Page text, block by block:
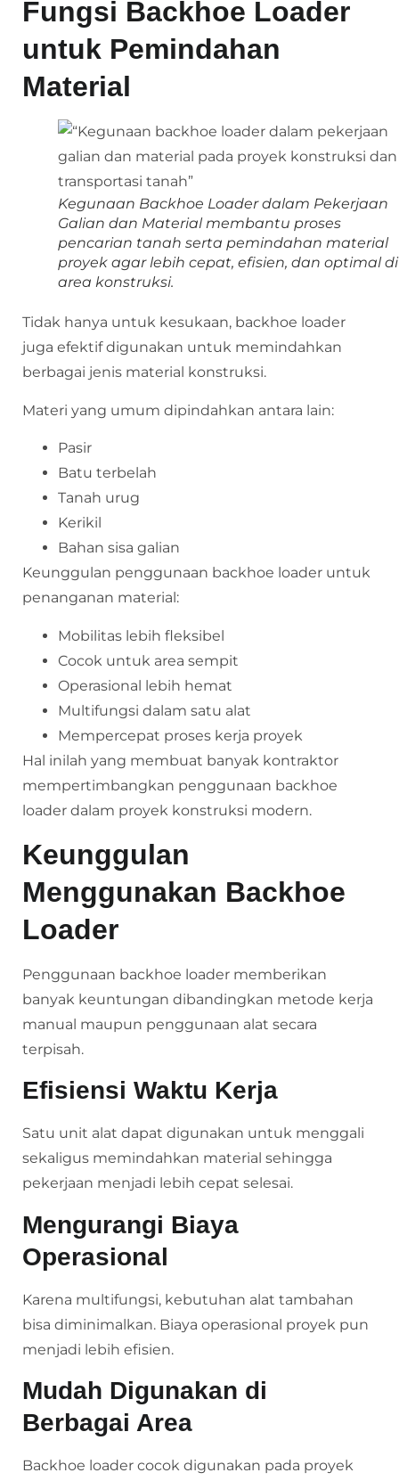
Fungsi Backhoe Loader
untuk Pemindahan
Material
Kegunaan Backhoe Loader dalam Pekerjaan
Galian dan Material membantu proses
pencarian tanah serta pemindahan material
proyek agar lebih cepat, efisien, dan optimal di
area konstruksi.
Tidak hanya untuk kesukaan, backhoe loader
juga efektif digunakan untuk memindahkan
berbagai jenis material konstruksi.
Materi yang umum dipindahkan antara lain:
Pasir
Batu terbelah
Tanah urug
Kerikil
Bahan sisa galian
Keunggulan penggunaan backhoe loader untuk
penanganan material:
Mobilitas lebih fleksibel
Cocok untuk area sempit
Operasional lebih hemat
Multifungsi dalam satu alat
Mempercepat proses kerja proyek
Hal inilah yang membuat banyak kontraktor
mempertimbangkan penggunaan backhoe
loader dalam proyek konstruksi modern.
Keunggulan
Menggunakan Backhoe
Loader
Penggunaan backhoe loader memberikan
banyak keuntungan dibandingkan metode kerja
manual maupun penggunaan alat secara
terpisah.
Efisiensi Waktu Kerja
Satu unit alat dapat digunakan untuk menggali
sekaligus memindahkan material sehingga
pekerjaan menjadi lebih cepat selesai.
Mengurangi Biaya
Operasional
Karena multifungsi, kebutuhan alat tambahan
bisa diminimalkan. Biaya operasional proyek pun
menjadi lebih efisien.
Mudah Digunakan di
Berbagai Area
Backhoe loader cocok digunakan pada proyek